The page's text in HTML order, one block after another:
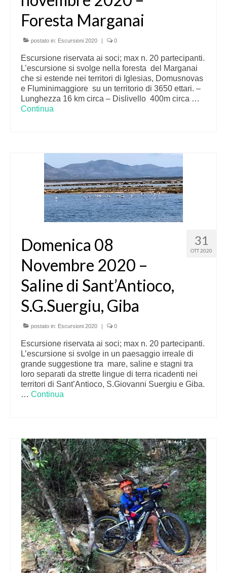
Foresta Marganai
postato in: Escursioni 2020 | 0
Escursione riservata ai soci; max n. 20 partecipanti.
L’escursione si svolge nella foresta del Marganai
che si estende nei territori di Iglesias, Domusnovas
e Fluminimaggiore su un territorio di 3650 ettari. –
Lunghezza 16 km circa – Dislivello 400m circa …
Continua
31
OTT 2020
Domenica 08
Novembre 2020 –
Saline di Sant’Antioco,
S.G.Suergiu, Giba
postato in: Escursioni 2020 | 0
Escursione riservata ai soci; max n. 20 partecipanti.
L’escursione si svolge in un paesaggio irreale di
grande suggestione tra mare, saline e stagni tra
loro separati da strette lingue di terra ricadenti nei
territori di Sant’Antioco, S.Giovanni Suergiu e Giba.
… Continua